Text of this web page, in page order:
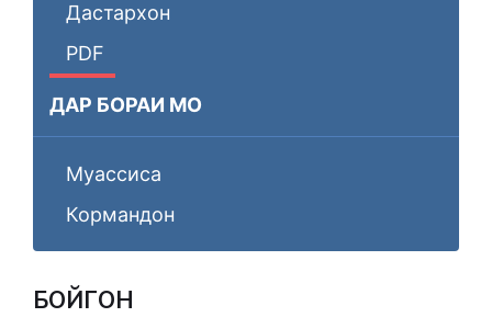
Дастархон
PDF
ДАР БОРАИ МО
Муассиса
Кормандон
БОЙГОНӢ